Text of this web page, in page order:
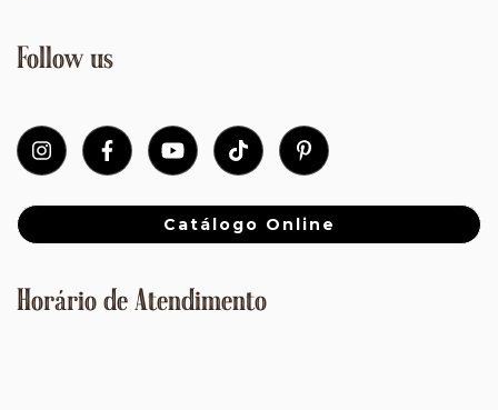
Follow us
Catálogo Online
Horário de Atendimento